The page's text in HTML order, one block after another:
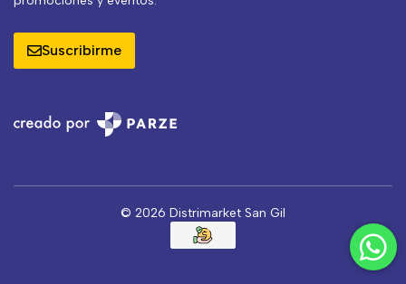
Suscribirme
© 2026 Distrimarket San Gil